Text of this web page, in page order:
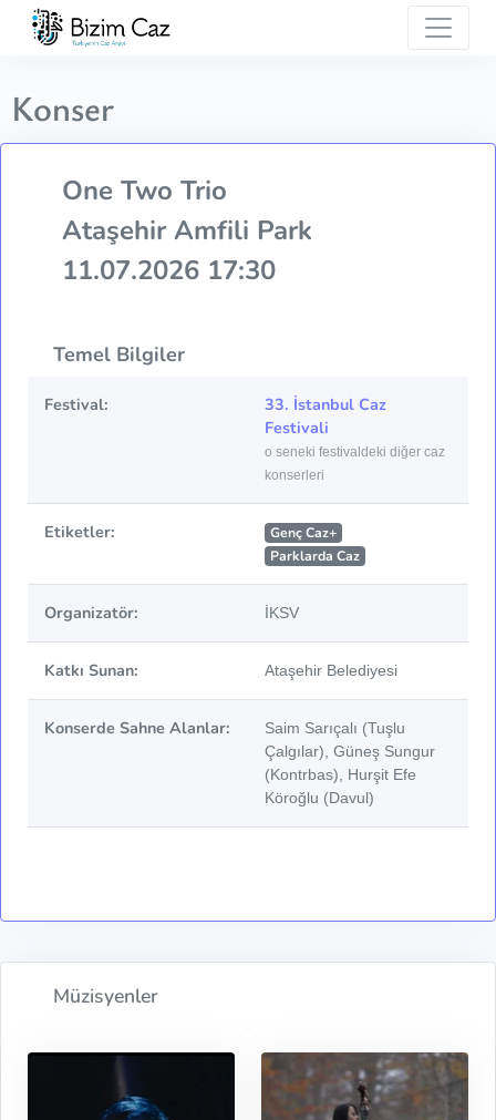
Konser
One Two Trio
Ataşehir Amfili Park
11.07.2026 17:30
Temel Bilgiler
Festival:
33. İstanbul Caz
Festivali
o seneki festivaldeki diğer caz
konserleri
Etiketler:
Genç Caz+
Parklarda Caz
Organizatör: İKSV
Katkı Sunan: Ataşehir Belediyesi
Konserde Sahne Alanlar:
Saim Sarıçalı (Tuşlu
Çalgılar), Güneş Sungur
(Kontrbas), Hurşit Efe
Köroğlu (Davul)
Müzisyenler